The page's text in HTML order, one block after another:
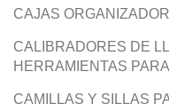
CAJAS
CALIBRADORES DE
HERRAMIENTAS
CAMILLAS Y SILLAS